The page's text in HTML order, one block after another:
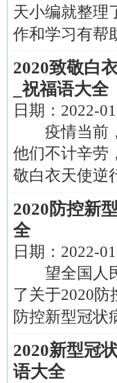
天小编就整理
作和学习有帮
2020致敬白
_祝福语大全
日期： 2022-
疫情当前，
他们不计辛劳
敬白衣天使逆
2020防控新
全
日期： 2022-
望全国人民
了关于2020
防控新型冠状
2020新型冠
语大全